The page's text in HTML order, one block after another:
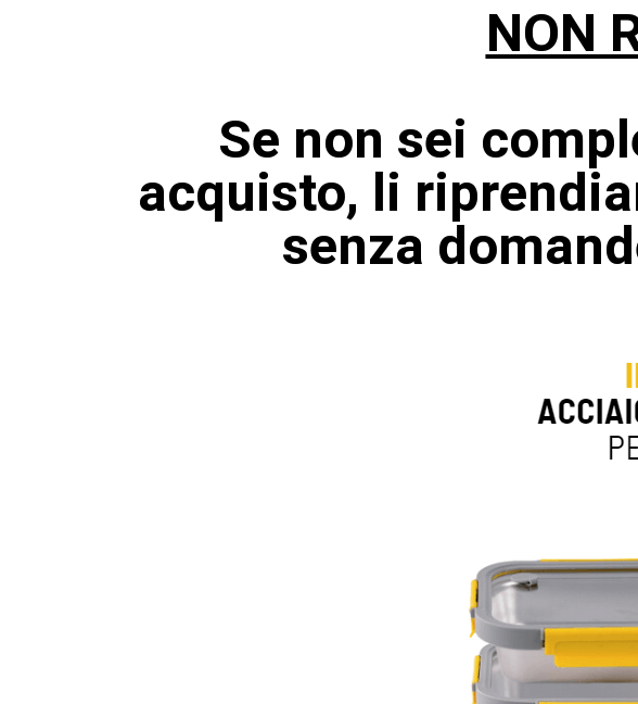
NON
Se non sei
acquisto, li
senza